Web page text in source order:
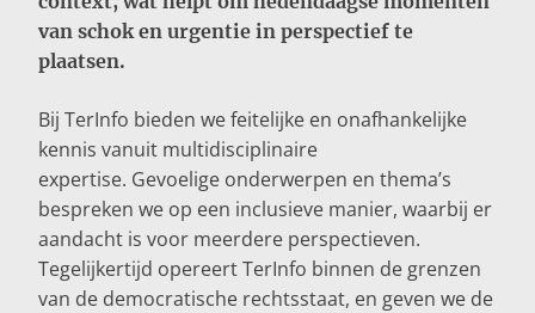
van schok en urgentie in perspectief te
plaatsen.
Bij TerInfo bieden we feitelijke en onafhankelijke
kennis vanuit multidisciplinaire
expertise. Gevoelige onderwerpen en thema’s
bespreken we op een inclusieve manier, waarbij er
aandacht is voor meerdere perspectieven.
Tegelijkertijd opereert TerInfo binnen de grenzen
van de democratische rechtsstaat, en geven we de